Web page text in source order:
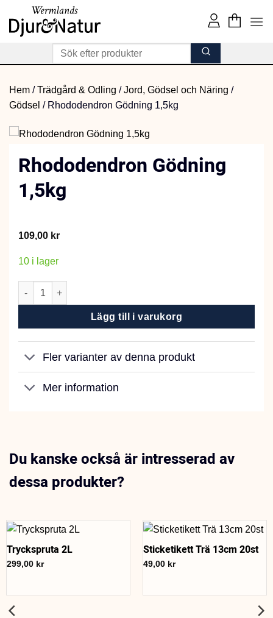
content
Hem /Trädgård & Odling /Jord, Gödsel och Näring /
Gödsel / Rhododendron Gödning 1,5kg
Rhododendron Gödning
1,5kg
109,00 kr
10 i lager
Rhododendron Gödning 1,5kg mängd
Lägg till i varukorg
Fler varianter av denna produkt
Mer information
Du kanske också är intresserad av
dessa produkter?
Tryckspruta 2L
299,00 kr
Sticketikett Trä 13cm 20st
49,00 kr